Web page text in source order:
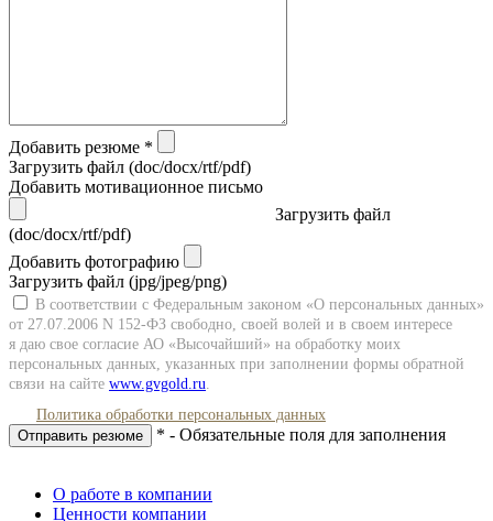
Добавить резюме *
Загрузить файл (doc/docx/rtf/pdf)
Добавить мотивационное письмо
Загрузить файл
(doc/docx/rtf/pdf)
Добавить фотографию
Загрузить файл (jpg/jpeg/png)
В соответствии с Федеральным законом «О персональных данных»
от 27.07.2006 N 152-ФЗ свободно, своей волей и в своем интересе
я даю свое согласие АО «Высочайший» на обработку моих
персональных данных, указанных при заполнении формы обратной
связи на сайте www.gvgold.ru
Политика обработки персональных данных
Отправить резюме
* - Обязательные поля для заполнения
О работе в компании
Ценности компании